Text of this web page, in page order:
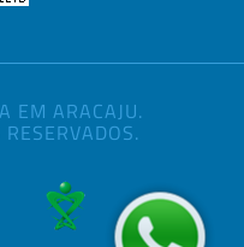
EM ARACAJU.